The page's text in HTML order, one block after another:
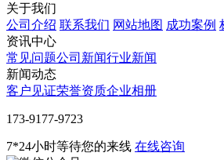
关于我们
公司介绍 联系我们 网站地图 成功案例
资讯中心
常见问题公司新闻行业新闻
新闻动态
客户见证荣誉资质企业相册
‭173-9177-9723
7*24小时等待您的来线 在线咨询